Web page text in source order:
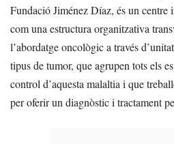
Fundació Jiménez Díaz, és un centre
com una estructura organitzativa
l’abordatge oncològic a través
tipus de tumor, que agrupen tots els
control d’aquesta malaltia i que
per oferir un diagnòstic i tractament